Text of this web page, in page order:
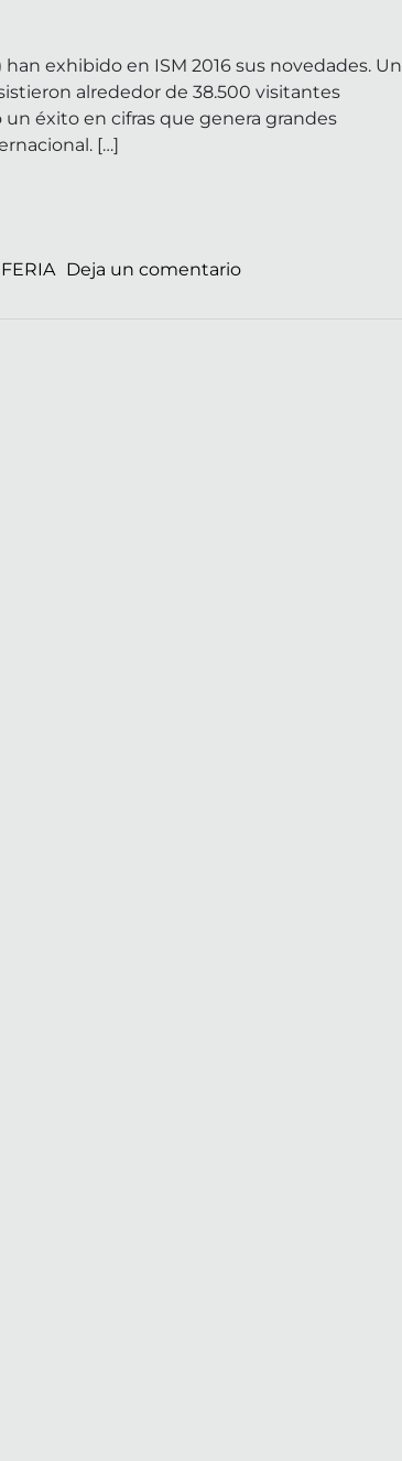
han exhibido en ISM 2016 sus novedades. Un
alrededor de 38.500 visitantes
un éxito en cifras que genera grandes
[…]
FERIA Deja un comentarioen ISM! 016